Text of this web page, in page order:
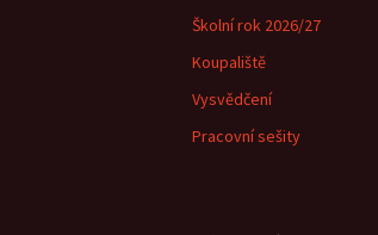
Školní rok 2026/27
Koupaliště
Vysvědčení
Pracovní sešity